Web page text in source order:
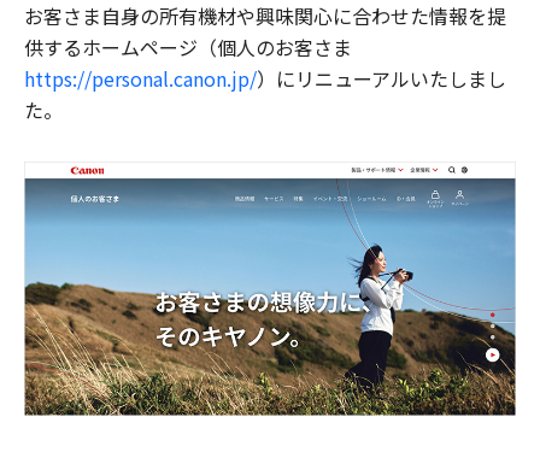
お客さま自身の所有機材や興味関心に合わせた情報を提
供するホームページ（個人のお客さま
https://personal.canon.jp/）にリニューアルいたしまし
た。